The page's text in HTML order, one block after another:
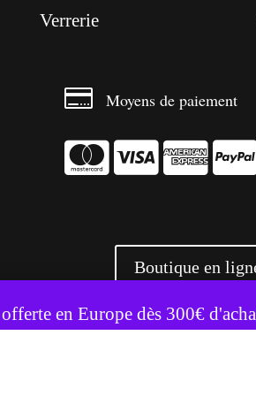
en Europe dès 300€
Verrerie
 Moyens de paiement
  
Boutique en
+ 3500 références livrées
utilise des cookies pour améliorer votre